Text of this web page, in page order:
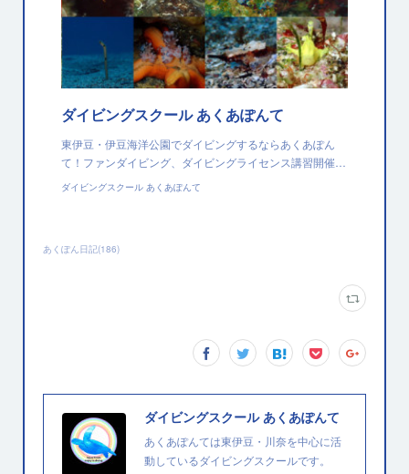
ダイビングスクール あくあぽんて
東伊豆・伊豆海洋公園でダイビングするならあくあぽん
て！ファンダイビング、ダイビングライセンス講習開催…
ダイビングスクール あくあぽんて
あくぽん日記(186)
ダイビングスクール あくあぽんて
あくあぽんては東伊豆・川奈を中心に活
動しているダイビングスクールです。